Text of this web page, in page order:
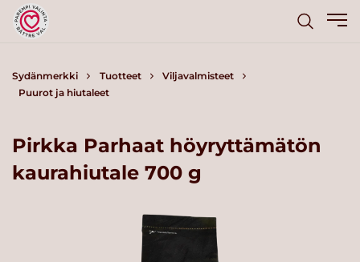
Sydänmerkki Tuotteet
Viljavalmisteet
Puurot ja hiutaleet
Pirkka Parhaat höyryttämätön
kaurahiutale 700 g